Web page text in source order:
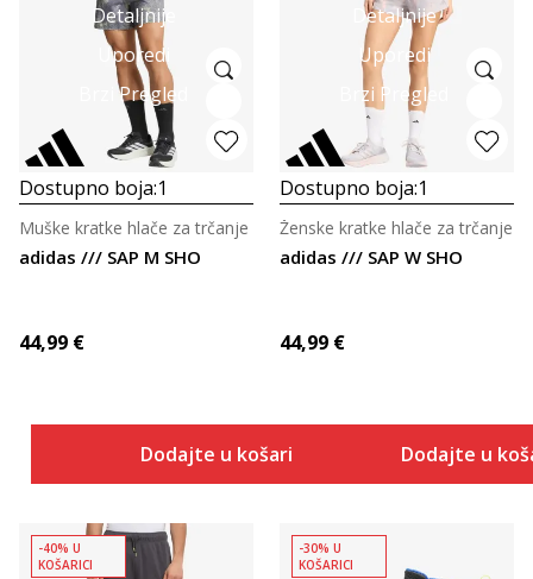
Detaljnije
Uporedi
Brzi Pregled
Dostupno boja:1
adidas /// SAP M SHO
Muške kratke hlače za trčanje
44,99 €
Dodajte u košaricu
Detaljnije
Uporedi
Brzi Pregled
Dostupno boja:1
adidas /// SAP W SHO
Ženske kratke hlače za trčanje
44,99 €
Dodajte u
-40% U
KOŠARICI
-30% U
KOŠARICI